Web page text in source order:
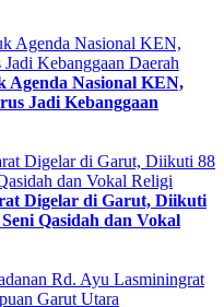
Agenda Nasional KEN,
Jadi Kebanggaan
Digelar di Garut, Diikuti
Qasidah dan Vokal